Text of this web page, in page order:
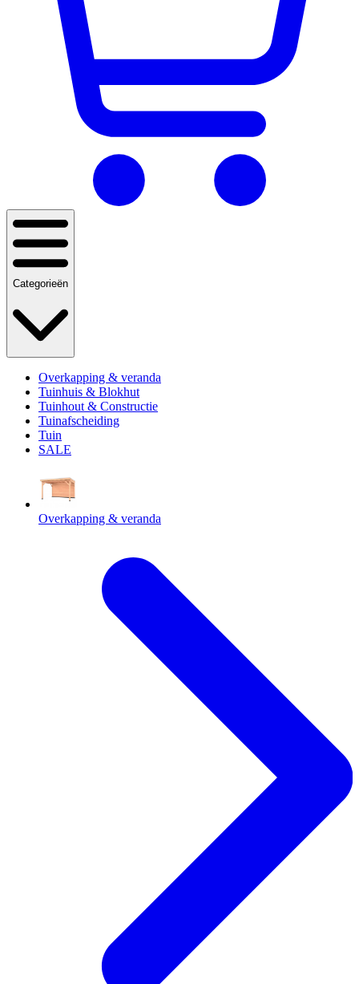
Categorieën
Overkapping & veranda
Tuinhuis & Blokhut
Tuinhout & Constructie
Tuinafscheiding
Tuin
SALE
Overkapping & veranda